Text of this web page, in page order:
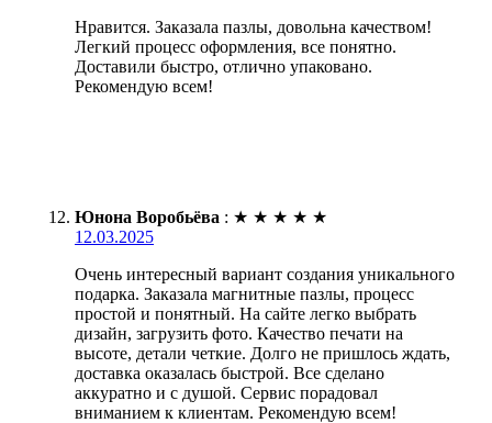
Нравится. Заказала пазлы, довольна качеством!
Легкий процесс оформления, все понятно.
Доставили быстро, отлично упаковано.
Рекомендую всем!
Юнона Воробьёва : ★ ★ ★ ★ ★
12.03.2025
Очень интересный вариант создания уникального
подарка. Заказала магнитные пазлы, процесс
простой и понятный. На сайте легко выбрать
дизайн, загрузить фото. Качество печати на
высоте, детали четкие. Долго не пришлось ждать,
доставка оказалась быстрой. Все сделано
аккуратно и с душой. Сервис порадовал
вниманием к клиентам. Рекомендую всем!